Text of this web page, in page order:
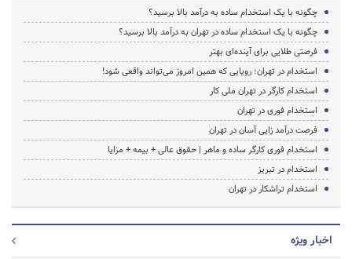
چگونه با یک استخدام ساده به درآمد بالا برسید؟
چگونه با یک استخدام ساده در تهران به درآمد بالا برسید؟
فرصتی طلایی برای آینده‌ای بهتر
استخدام در تهران؛ رویایی که همین امروز می‌تواند واقعی شود!
استخدام کارگر در تهران ملی کار
استخدام فوری در تهران
فرصت درآمد زایی آسان در تهران
استخدام فوری کارگر ساده و ماهر | حقوق عالی + بیمه + مزایا
استخدام در تبریز
استخدام تراشکار در تهران
اخبار ویژه